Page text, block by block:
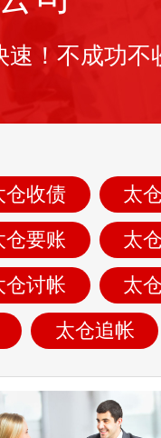
！不成功不
仓收债
太
仓要账
太
仓讨帐
太
太仓追帐